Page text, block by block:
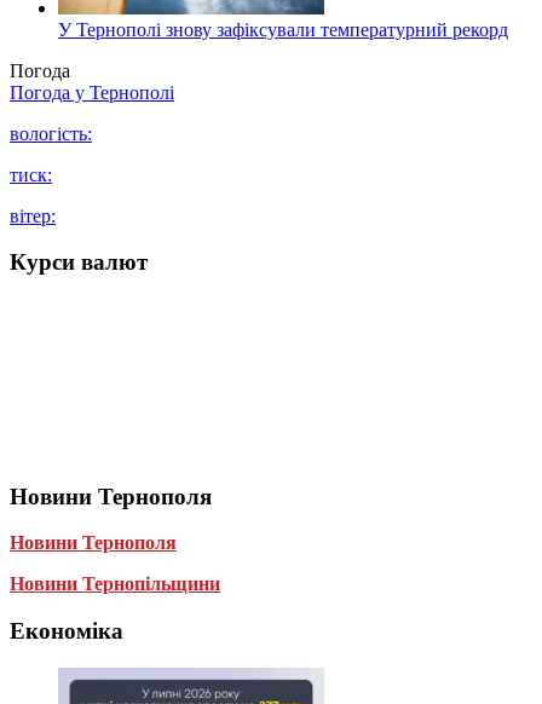
У Тернополі знову зафіксували температурний рекорд
Погода
Погода у Тернополі
вологість:
тиск:
вітер:
Курси валют
Новини Тернополя
Новини Тернополя
Новини Тернопільщини
Економіка